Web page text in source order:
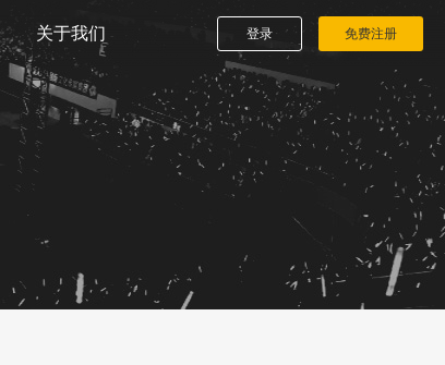
关于我们 登录 免费注册